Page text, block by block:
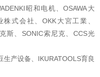
昭和电机、OSAWA大
株式会社、OKK大宮工業、
斯、SONIC索尼克、CCS光
产设备、IKURATOOLS育良